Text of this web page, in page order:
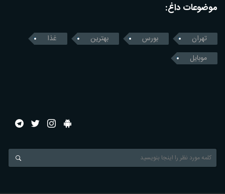
موضوعات داغ:
تهران بورس بهترین
غذا
موبایل